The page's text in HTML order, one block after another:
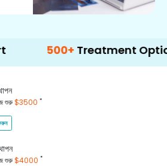
500+ Treatment Options
শুরু$3500 *
শুরু$4000 *